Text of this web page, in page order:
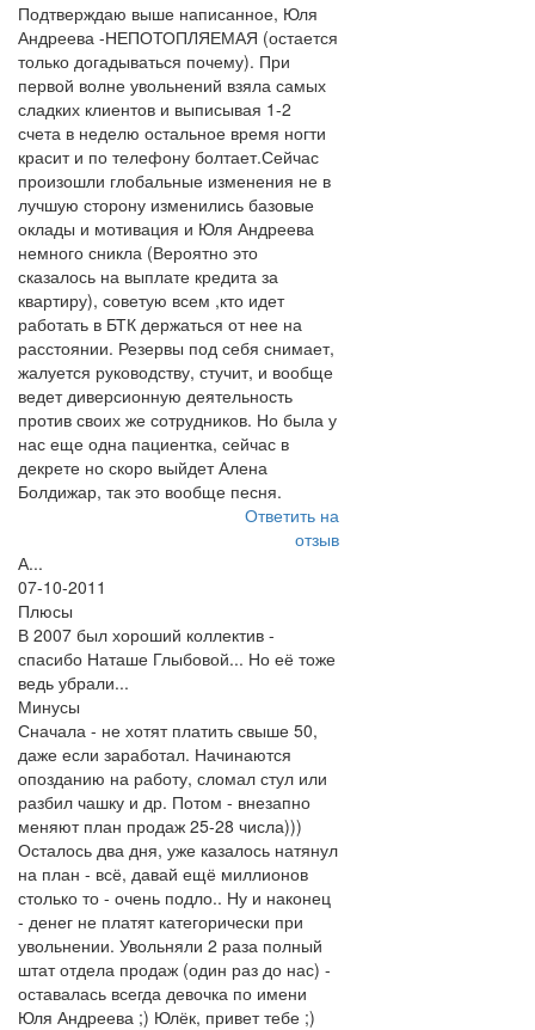
Подтверждаю выше написанное, Юля
Андреева -НЕПОТОПЛЯЕМАЯ (остается
только догадываться почему). При
первой волне увольнений взяла самых
сладких клиентов и выписывая 1-2
счета в неделю остальное время ногти
красит и по телефону болтает.Сейчас
произошли глобальные изменения не в
лучшую сторону изменились базовые
оклады и мотивация и Юля Андреева
немного сникла (Вероятно это
сказалось на выплате кредита за
квартиру), советую всем ,кто идет
работать в БТК держаться от нее на
расстоянии. Резервы под себя снимает,
жалуется руководству, стучит, и вообще
ведет диверсионную деятельность
против своих же сотрудников. Но была у
нас еще одна пациентка, сейчас в
декрете но скоро выйдет Алена
Болдижар, так это вообще песня.
Ответить на
отзыв
А...
07-10-2011
Плюсы
В 2007 был хороший коллектив -
спасибо Наташе Глыбовой... Но её тоже
ведь убрали...
Минусы
Сначала - не хотят платить свыше 50,
даже если заработал. Начинаются
опозданию на работу, сломал стул или
разбил чашку и др. Потом - внезапно
меняют план продаж 25-28 числа)))
Осталось два дня, уже казалось натянул
на план - всё, давай ещё миллионов
столько то - очень подло.. Ну и наконец
- денег не платят категорически при
увольнении. Увольняли 2 раза полный
штат отдела продаж (один раз до нас) -
оставалась всегда девочка по имени
Юля Андреева ;) Юлёк, привет тебе ;)